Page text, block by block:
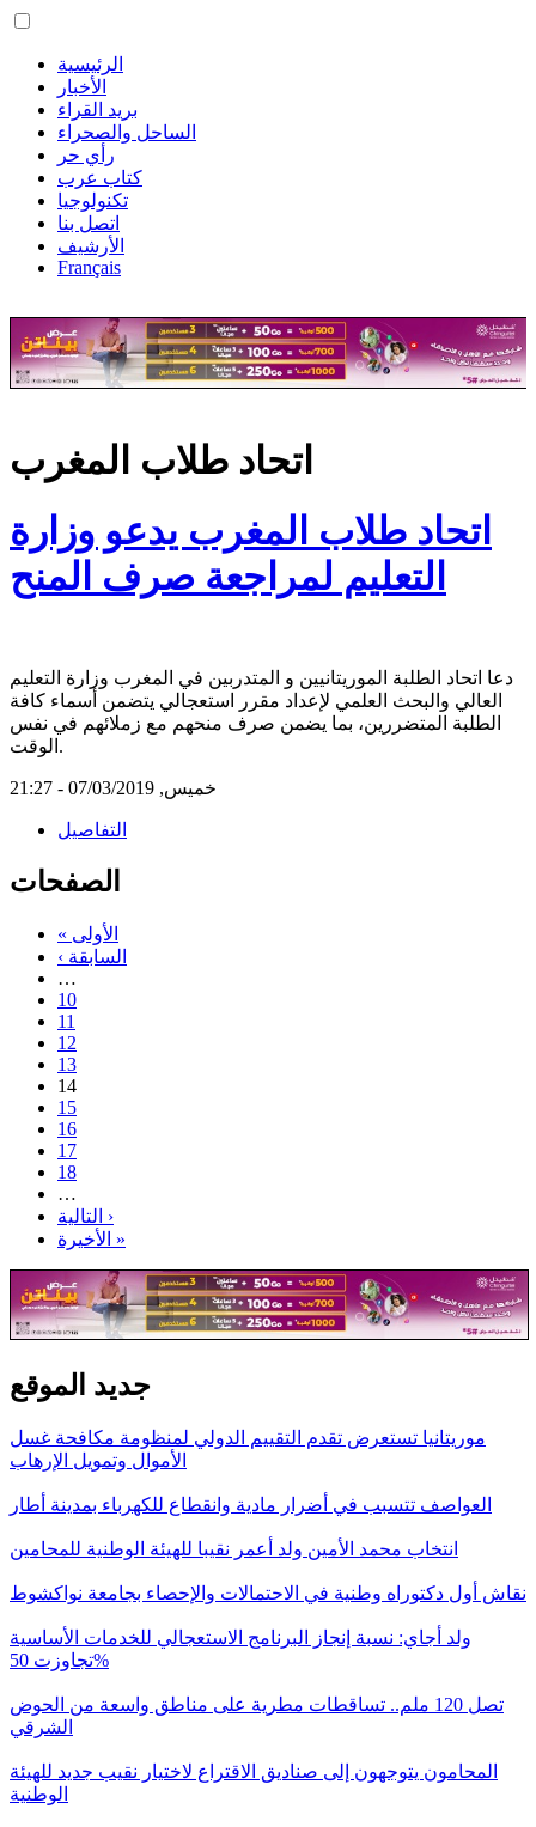
الرئيسية
الأخبار
بريد القراء
الساحل والصحراء
رأي حر
كتاب عرب
تكنولوجيا
اتصل بنا
الأرشيف
Français
اتحاد طلاب المغرب
اتحاد طلاب المغرب يدعو وزارة
التعليم لمراجعة صرف المنح
دعا اتحاد الطلبة الموريتانيين و المتدربين في المغرب وزارة التعليم
العالي والبحث العلمي لإعداد مقرر استعجالي يتضمن أسماء كافة
الطلبة المتضررين، بما يضمن صرف منحهم مع زملائهم في نفس
الوقت.
خميس, 07/03/2019 - 21:27
التفاصيل
الصفحات
« الأولى
‹ السابقة
…
10
11
12
13
14
15
16
17
18
…
التالية ›
الأخيرة »
جديد الموقع
موريتانيا تستعرض تقدم التقييم الدولي لمنظومة مكافحة غسل
الأموال وتمويل الإرهاب
العواصف تتسبب في أضرار مادية وانقطاع للكهرباء بمدينة أطار
انتخاب محمد الأمين ولد أعمر نقيبا للهيئة الوطنية للمحامين
نقاش أول دكتوراه وطنية في الاحتمالات والإحصاء بجامعة نواكشوط
ولد أجاي: نسبة إنجاز البرنامج الاستعجالي للخدمات الأساسية
تجاوزت 50%
تصل 120 ملم.. تساقطات مطرية على مناطق واسعة من الحوض
الشرقي
المحامون يتوجهون إلى صناديق الاقتراع لاختيار نقيب جديد للهيئة
الوطنية